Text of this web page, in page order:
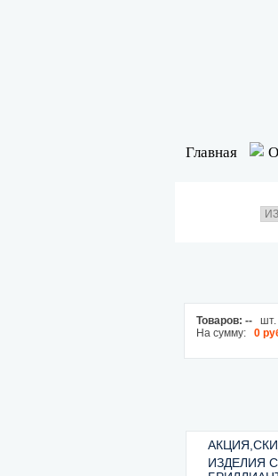
Главная
Товаров: -- шт.
На сумму:
0
ИЗДЕЛИЯ С